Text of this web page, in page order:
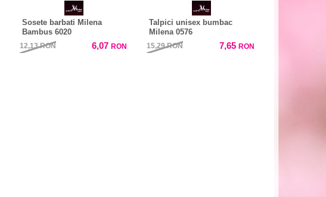
Sosete barbati Milena
Bambus 6020
12,13RON 6,07RON
Talpici unisex bumbac
Milena 0576
15,29RON 7,65 RON